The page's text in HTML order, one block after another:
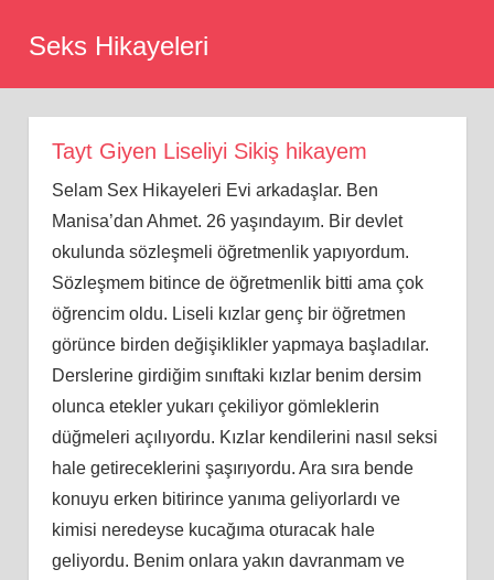
Seks Hikayeleri
Tayt Giyen Liseliyi Sikiş hikayem
Selam Sex Hikayeleri Evi arkadaşlar. Ben
Manisa’dan Ahmet. 26 yaşındayım. Bir devlet
okulunda sözleşmeli öğretmenlik yapıyordum.
Sözleşmem bitince de öğretmenlik bitti ama çok
öğrencim oldu. Liseli kızlar genç bir öğretmen
görünce birden değişiklikler yapmaya başladılar.
Derslerine girdiğim sınıftaki kızlar benim dersim
olunca etekler yukarı çekiliyor gömleklerin
düğmeleri açılıyordu. Kızlar kendilerini nasıl seksi
hale getireceklerini şaşırıyordu. Ara sıra bende
konuyu erken bitirince yanıma geliyorlardı ve
kimisi neredeyse kucağıma oturacak hale
geliyordu. Benim onlara yakın davranmam ve